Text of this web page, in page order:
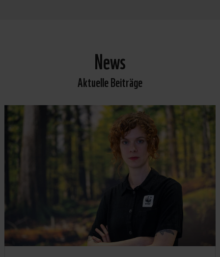
News
Aktuelle Beiträge